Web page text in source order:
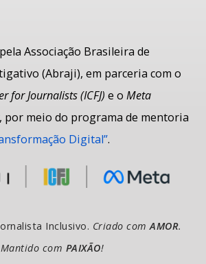
Associação Brasileira de
(Abraji), em parceria com o
for Journalists (ICFJ) e o Meta
, por meio do programa de mentoria
Digital”.
Inclusivo. Criado com AMOR.
Mantido com PAIXÃO!